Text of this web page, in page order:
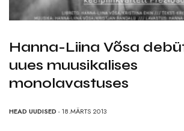
Hanna-Liina Võsa
uues muusikalises
monolavastuses
HEAD UUDISED - 18.MÄRTS 2013